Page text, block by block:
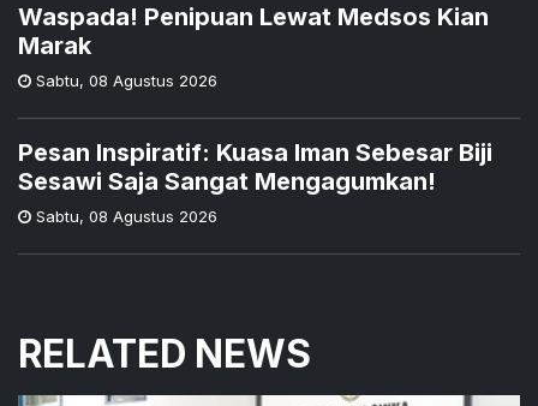
Waspada! Penipuan Lewat Medsos Kian
Marak
Sabtu, 08 Agustus 2026
Pesan Inspiratif: Kuasa Iman Sebesar Biji
Sesawi Saja Sangat Mengagumkan!
Sabtu, 08 Agustus 2026
RELATED NEWS